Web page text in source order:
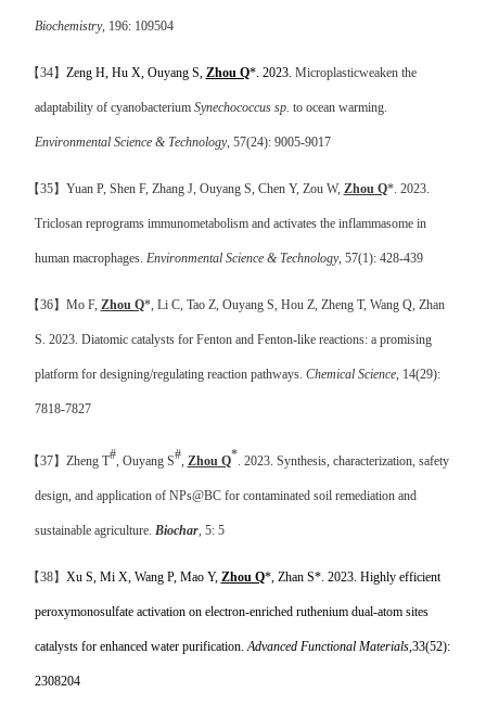
Biochemistry, 196: 109504
【34】 Zeng H, Hu X, Ouyang S, Zhou Q*. 2023. Microplasticweaken the
adaptability of cyanobacterium Synechococcus sp. to ocean warming.
Environmental Science & Technology, 57(24): 9005-9017
【35】 Yuan P, Shen F, Zhang J, Ouyang S, Chen Y, Zou W, Zhou Q*. 2023.
Triclosan reprograms immunometabolism and activates the inflammasome in
human macrophages. Environmental Science & Technology, 57(1): 428-439
【36】 Mo F, Zhou Q*, Li C, Tao Z, Ouyang S, Hou Z, Zheng T, Wang Q, Zhan
S. 2023. Diatomic catalysts for Fenton and Fenton-like reactions: a promising
platform for designing/regulating reaction pathways. Chemical Science, 14(29):
7818-7827
【37】 Zheng T#, Ouyang S#, Zhou Q*. 2023. Synthesis, characterization, safety
design, and application of NPs@BC for contaminated soil remediation and
sustainable agriculture. Biochar, 5: 5
【38】 Xu S, Mi X, Wang P, Mao Y, Zhou Q*, Zhan S*. 2023. Highly efficient
peroxymonosulfate activation on electron-enriched ruthenium dual-atom sites
catalysts for enhanced water purification.Advanced Functional Materials,33(52):
2308204